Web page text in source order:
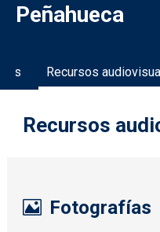
Peñahueca
Recursos
Recursos
Fotografías